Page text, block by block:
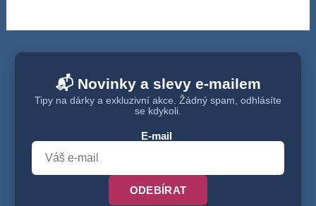
📬 Novinky a slevy e-mailem
Tipy na dárky a exkluzivní akce. Žádný spam, odhlásíte
se kdykoli.
E-mail
ODEBÍRAT